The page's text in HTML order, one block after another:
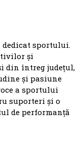
dedicat sportului.
și
din întreg județul,
și pasiune
a sportului
suporteri și o
de performanță